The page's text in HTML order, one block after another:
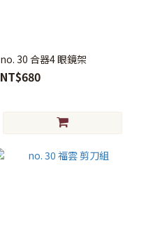
no. 30 合器4 眼鏡架
NT$680